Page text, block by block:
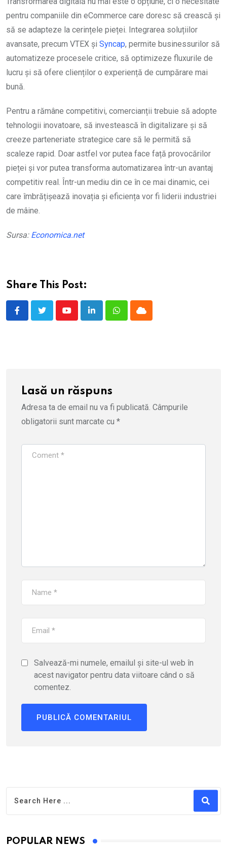
pentru companiile din eCommerce care doresc să crească și
să se adapteze la cerințele pieței. Integrarea soluțiilor
avansate, precum VTEX și Syncap, permite businessurilor să
automatizeze procesele critice, să optimizeze fluxurile de
lucru și să ofere clienților o experiență de cumpărare mai
bună.
Pentru a rămâne competitivi, comercianții trebuie să adopte
tehnologii inovatoare, să investească în digitalizare și să
creeze parteneriate strategice care să le permită să
scaleze rapid. Doar astfel vor putea face față provocărilor
pieței și vor putea transforma automatizarea într-un avantaj
competitiv real. Într-un mediu din ce în ce mai dinamic, cei
care îmbrățișează inovația și eficiența vor fi liderii industriei
de mâine.
Sursa: Economica.net
Share This Post:
YoutubeLinkedInWhatsappCloud
Lasă un răspuns
Adresa ta de email nu va fi publicată. Câmpurile
obligatorii sunt marcate cu *
Salvează-mi numele, emailul și site-ul web în
acest navigator pentru data viitoare când o să
comentez.
POPULAR NEWS